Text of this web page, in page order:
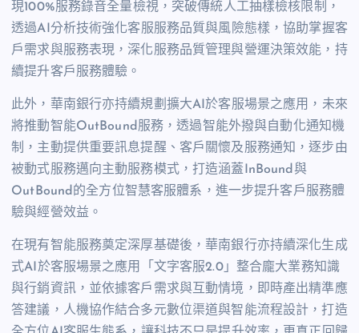
現100%服務錄音全量檢視，突破傳統人工抽樣檢核限制，
透過AI分析技術強化客服服務品質與風險態樣，協助掌握客
戶需求與服務表現，深化服務品質管理與營運決策效能，持
續提升客戶服務體驗。
此外，華南銀行亦持續規劃擴大AI於客服場景之應用，未來
將推動智能OutBound服務，透過智能外撥與自動化通知機
制，主動提供重要訊息提醒、客戶關懷及服務通知，逐步由
被動式服務邁向主動服務模式，打造涵蓋InBound與
OutBound的全方位智慧客服體系，進一步提升客戶服務體
驗與經營效益。
在現有智能服務奠定深厚基礎後，華南銀行亦持續深化生成
式AI於客服場景之應用「文字客服2.0」整合龐大業務知識
與行銷資訊，並依據客戶需求與互動情境，即時產出精準應
答建議，人機協作結合多元數位渠道與智能流程設計，打造